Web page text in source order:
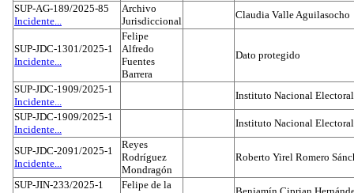
SUP-AG-189/2025-85
Incidente...
Archivo
Jurisdiccional
Claudia Valle Aguilasocho
SUP-JDC-1301/2025-1
Incidente...
Felipe
Alfredo
Fuentes
Barrera
Dato protegido
SUP-JDC-1909/2025-1
Incidente...
Instituto Nacional Electoral
SUP-JDC-1909/2025-1
Incidente...
Instituto Nacional Electoral
SUP-JDC-2091/2025-1
Incidente...
Reyes
Rodríguez
Mondragón
Roberto Yirel Romero
SUP-JIN-233/2025-1
Felipe de la